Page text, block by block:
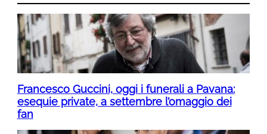
Francesco Guccini, oggi i funerali a Pavana:
esequie private, a settembre l’omaggio dei
fan